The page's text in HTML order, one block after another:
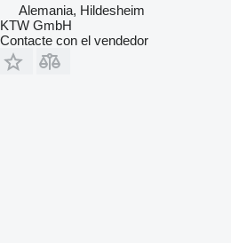
Alemania, Hildesheim
KTW GmbH
Contacte con el vendedor